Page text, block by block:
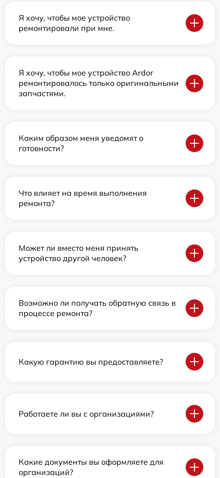
Я хочу, чтобы мое устройство
ремонтировали при мне.
Я хочу, чтобы мое устройство Ardor
ремонтировалось только оригинальными
запчастями.
Каким образом меня уведомят о
готовности?
Что влияет на время выполнения
ремонта?
Может ли вместо меня принять
устройство другой человек?
Возможно ли получать обратную связь в
процессе ремонта?
Какую гарантию вы предоставляете?
Работаете ли вы с организациями?
Какие документы вы оформляете для
организаций?